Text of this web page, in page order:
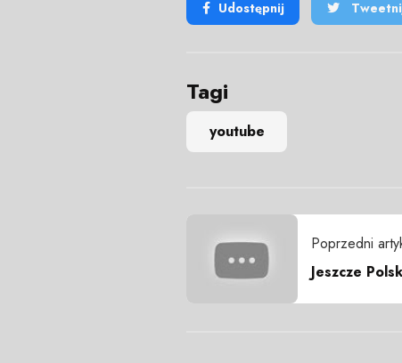
Udostępnij
Tagi
youtube
Poprzedni
Jeszcze